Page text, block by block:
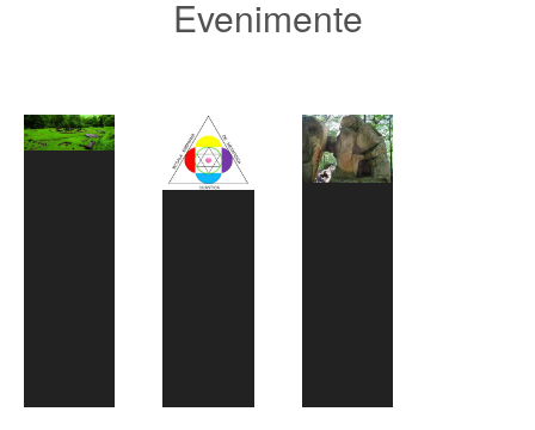
Evenimente